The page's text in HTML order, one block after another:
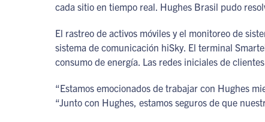
cada sitio en tiempo real. Hughes Brasil pudo
El rastreo de activos móviles y el monitoreo de
sistema de comunicación hiSky. El terminal
consumo de energía. Las redes iniciales de
“Estamos emocionados de trabajar con Hughes
“Junto con Hughes, estamos seguros de que